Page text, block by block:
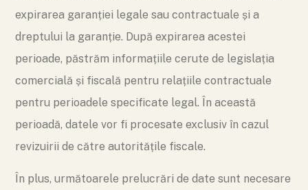
expirarea garanției legale sau contractuale și a
dreptului la garanție. După expirarea acestei
perioade, păstrăm informațiile cerute de legislația
comercială și fiscală pentru relațiile contractuale
pentru perioadele specificate legal. În această
perioadă, datele vor fi procesate exclusiv în cazul
revizuirii de către autoritățile fiscale.
În plus, următoarele prelucrări de date sunt necesare